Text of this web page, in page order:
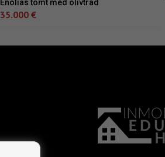
Enolias tomt med olivträd
35.000 €